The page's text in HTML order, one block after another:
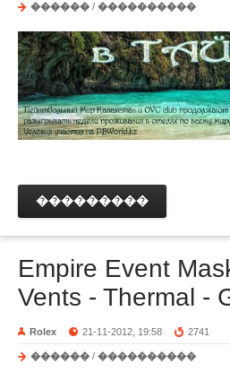
������ / ����������
���������
Empire Event
Vents - Thermal -
Rolex 21-11-2012, 19:58 2741
������ / ����������